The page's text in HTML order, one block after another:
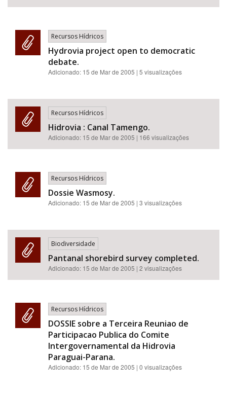
Recursos Hídricos
Hydrovia project open to democratic
debate.
Adicionado: 15 de Mar de 2005 | 5 visualizações
Recursos Hídricos
Hidrovia : Canal Tamengo.
Adicionado: 15 de Mar de 2005 | 166 visualizações
Recursos Hídricos
Dossie Wasmosy.
Adicionado: 15 de Mar de 2005 | 3 visualizações
Biodiversidade
Pantanal shorebird survey completed.
Adicionado: 15 de Mar de 2005 | 2 visualizações
Recursos Hídricos
DOSSIE sobre a Terceira Reuniao de
Participacao Publica do Comite
Intergovernamental da Hidrovia
Paraguai-Parana.
Adicionado: 15 de Mar de 2005 | 0 visualizações